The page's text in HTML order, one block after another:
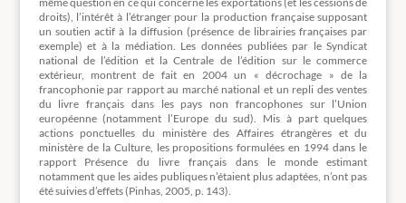
droits), l’intérêt à l’étranger pour la production française supposant
un soutien actif à la diffusion (présence de librairies françaises par
exemple) et à la médiation. Les données publiées par le Syndicat
national de l’édition et la Centrale de l’édition sur le commerce
extérieur, montrent de fait en 2004 un « décrochage » de la
francophonie par rapport au marché national et un repli des ventes
du livre français dans les pays non francophones sur l’Union
européenne (notamment l’Europe du sud). Mis à part quelques
actions ponctuelles du ministère des Affaires étrangères et du
ministère de la Culture, les propositions formulées en 1994 dans le
rapport Présence du livre français dans le monde estimant
notamment que les aides publiques n’étaient plus adaptées, n’ont pas
été suivies d’effets (Pinhas, 2005, p. 143).